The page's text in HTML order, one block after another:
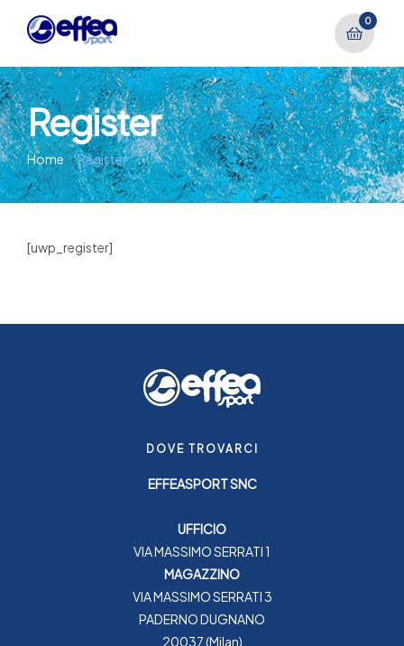
0
Register
Home Register
[uwp_register]
DOVE TROVARCI
EFFEASPORT SNC
UFFICIO
VIA MASSIMO SERRATI 1
MAGAZZINO
VIA MASSIMO SERRATI 3
PADERNO DUGNANO
20037 (Milan)